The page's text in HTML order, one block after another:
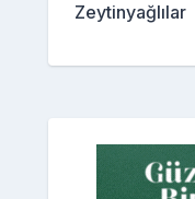
Zeytinyağlılar